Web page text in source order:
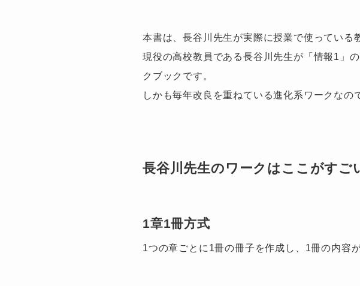
本書は、長谷川先生が実際に授業で使っている
現役の高校教員である長谷川先生が「情報1」
クブックです。
しかも毎年改良を重ねている進化系ワークなの
長谷川先生のワークはここがすご
1章1冊方式
1つの章ごとに1冊の冊子を作成し、1冊の内容